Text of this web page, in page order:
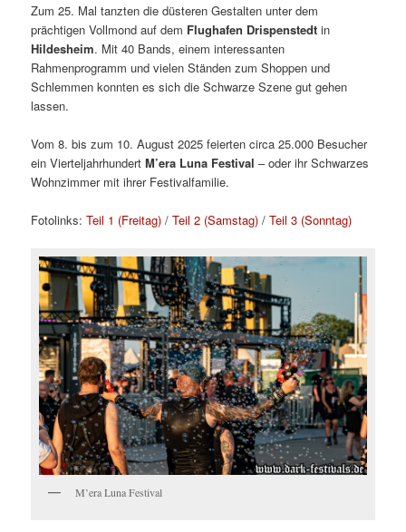
Zum 25. Mal tanzten die düsteren Gestalten unter dem
prächtigen Vollmond auf dem Flughafen Drispenstedt in
Hildesheim. Mit 40 Bands, einem interessanten
Rahmenprogramm und vielen Ständen zum Shoppen und
Schlemmen konnten es sich die Schwarze Szene gut gehen
lassen.
Vom 8. bis zum 10. August 2025 feierten circa 25.000 Besucher
ein VierteljahrhundertM’era Luna Festival – oder ihr Schwarzes
Wohnzimmer mit ihrer Festivalfamilie.
Fotolinks:Teil 1 (Freitag) /Teil 2 (Samstag) /Teil 3 (Sonntag)
M’era Luna Festival